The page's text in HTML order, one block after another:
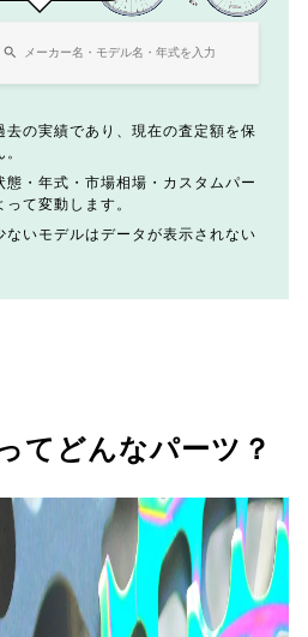
去の実績であり、現在の査定額を保
態・年式・市場相場・カスタムパー
て変動します。
ないモデルはデータが表示されない
てどんなパーツ？